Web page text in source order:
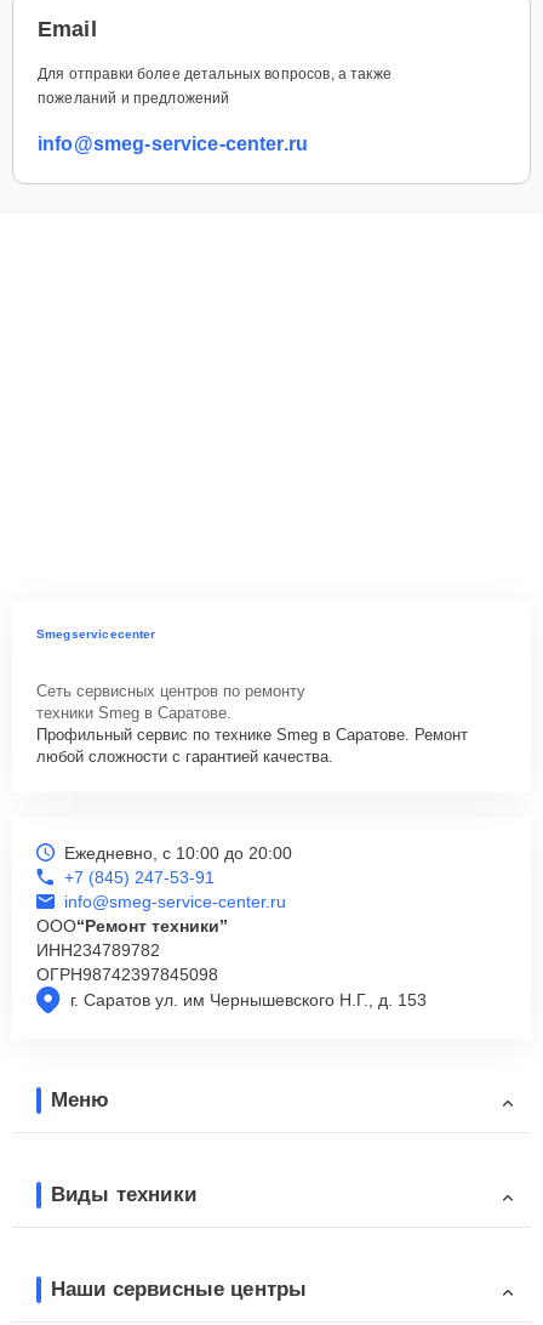
Email
Для отправки более детальных вопросов, а также
пожеланий и предложений
info@smeg-service-center.ru
Smegservicecenter
Сеть сервисных центров по ремонту
техники Smeg в Саратове.
Профильный сервис по технике Smeg в Саратове. Ремонт
любой сложности с гарантией качества.
г. Саратов ул. им Чернышевского Н.Г., д. 153
Ежедневно, с 10:00 до 20:00
+7 (845) 247-53-91
info@smeg-service-center.ru
ООО“Ремонт техники”
ИНН234789782
ОГРН98742397845098
Меню
Виды техники
Наши сервисные центры